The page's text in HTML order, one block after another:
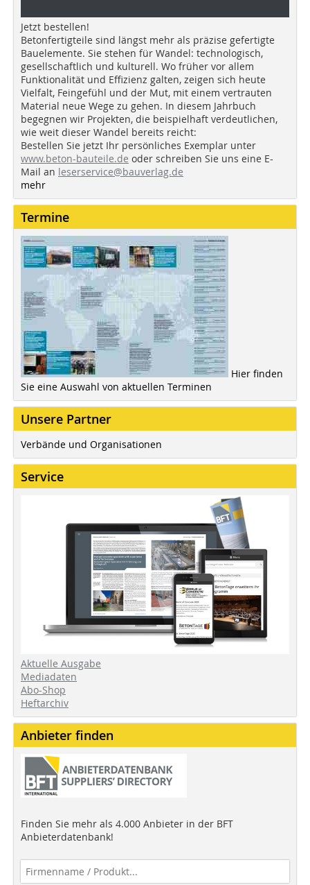
Jetzt bestellen!
Betonfertigteile sind längst mehr als präzise gefertigte
Bauelemente. Sie stehen für Wandel: technologisch,
gesellschaftlich und kulturell. Wo früher vor allem
Funktionalität und Effizienz galten, zeigen sich heute
Vielfalt, Feingefühl und der Mut, mit einem vertrauten
Material neue Wege zu gehen. In diesem Jahrbuch
begegnen wir Projekten, die beispielhaft verdeutlichen,
wie weit dieser Wandel bereits reicht:
Bestellen Sie jetzt Ihr persönliches Exemplar unter
www.beton-bauteile.de oder schreiben Sie uns eine E-
Mail an leserservice@bauverlag.de
mehr
Termine
Hier finden
Sie eine Auswahl von aktuellen Terminen
Unsere Partner
Verbände und Organisationen
Service
Aktuelle Ausgabe
Mediadaten
Abo-Shop
Heftarchiv
Anbieter finden
Finden Sie mehr als 4.000 Anbieter in der BFT
Anbieterdatenbank!